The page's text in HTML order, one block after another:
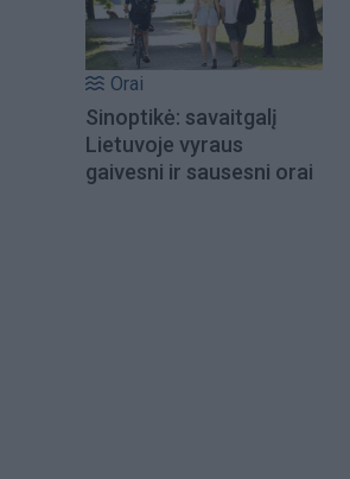
Orai
Sinoptikė: savaitgalį
Lietuvoje vyraus
gaivesni ir sausesni orai